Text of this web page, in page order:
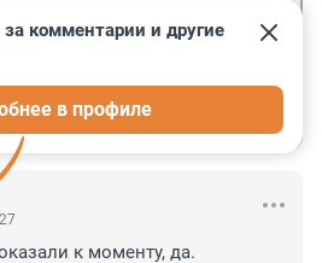
комментарии и другие
в профиле
к моменту, да.